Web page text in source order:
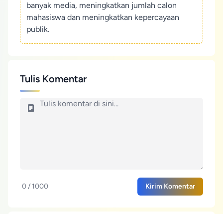
banyak media, meningkatkan jumlah calon
mahasiswa dan meningkatkan kepercayaan
publik.
Tulis Komentar
0 / 1000 Kirim Komentar